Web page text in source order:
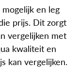
en leg
prijs. Dit zorgt
vergelijken met
kwaliteit en
kan vergelijken.